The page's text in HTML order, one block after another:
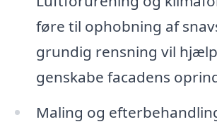
føre til ophobning af
grundig rensning vil
genskabe facadens
Maling og